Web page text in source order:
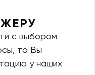
с выбором
то Вы
у наших